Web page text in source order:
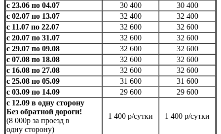
с 23.06 по 04.07
30 400
30 400
с 02.07 по 13.07
32 400
32 400
с 11.07 по 22.07
32 600
32 600
с 20.07 по 31.07
32 600
32 600
с 29.07 по 09.08
32 600
32 600
с 07.08 по 18.08
32 600
32 600
с 16.08 по 27.08
32 600
32 600
с 25.08 по 05.09
31 600
31 600
с 03.09 по 14.09
29 600
29 600
с 12.09 в одну сторону
Без обратной дороги!
(8 000р за проезд в
одну сторону)
1 400 р/сутки 1 400 р/сутки